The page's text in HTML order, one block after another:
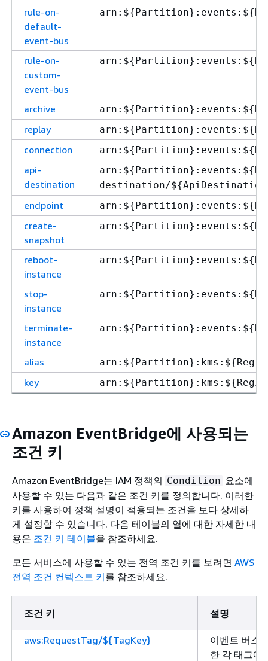
rule-on-
default-
event-bus
arn:${Partition}:events:${
rule-on-
custom-
event-bus
arn:${Partition}:events:${
archive arn:${Partition}:events:${
replay arn:${Partition}:events:${
connection arn:${Partition}:events:${
api-
destination
arn:${Partition}:events:${
destination/${
endpoint arn:${Partition}:events:${
create-
snapshot
arn:${Partition}:events:${
reboot-
instance
arn:${Partition}:events:${
stop-
instance
arn:${Partition}:events:${
terminate-
instance
arn:${Partition}:events:${
alias arn:${Partition}:kms:${
key arn:${Partition}:kms:${
Amazon EventBridge에 사용되는
조건 키
Amazon EventBridge는 IAM 정책의 Condition 요소에
사용할 수 있는 다음과 같은 조건 키를 정의합니다. 이러한
키를 사용하여 정책 설명이 적용되는 조건을 보다 상세하
게 설정할 수 있습니다. 다음 테이블의 열에 대한 자세한 내
용은 조건 키 테이블을 참조하세요.
모든 서비스에 사용할 수 있는 전역 조건 키를 보려면 AWS
전역 조건 컨텍스트 키를 참조하세요.
조건 키 설명
aws:RequestTag/${TagKey}
이벤트 버스
한 각 태그에